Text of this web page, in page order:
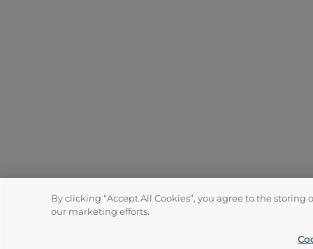
By clicking “Accept All Cookies”, you agree to the
our marketing efforts.